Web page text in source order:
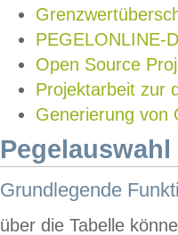
PEGELONLINE-
Open Source
Projektarbeit zur
Generierung von
Grundlegende
über die Tabelle